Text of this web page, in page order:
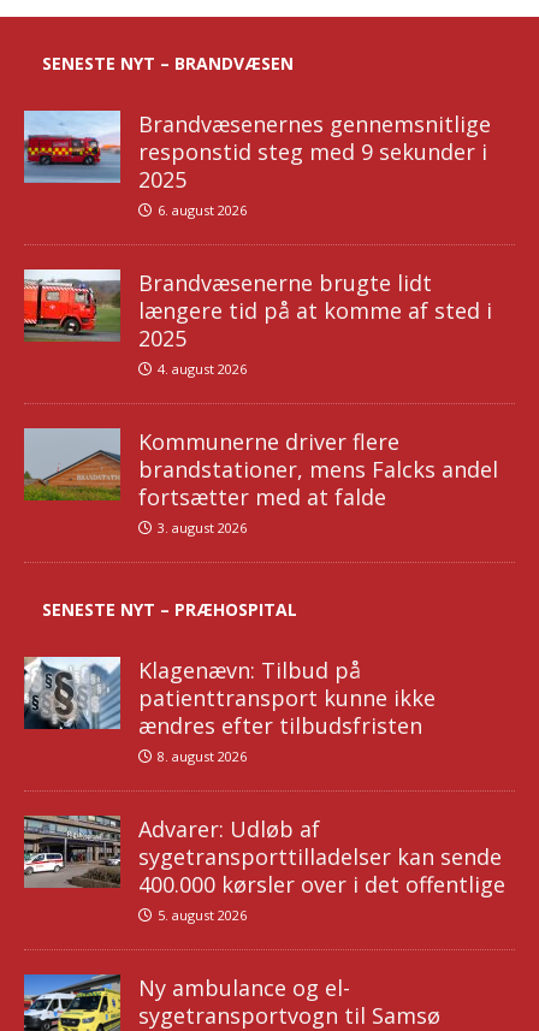
SENESTE NYT – BRANDVÆSEN
Brandvæsenernes gennemsnitlige
responstid steg med 9 sekunder i
2025
6. august 2026
Brandvæsenerne brugte lidt
længere tid på at komme af sted i
2025
4. august 2026
Kommunerne driver flere
brandstationer, mens Falcks andel
fortsætter med at falde
3. august 2026
SENESTE NYT – PRÆHOSPITAL
Klagenævn: Tilbud på
patienttransport kunne ikke
ændres efter tilbudsfristen
8. august 2026
Advarer: Udløb af
sygetransporttilladelser kan sende
400.000 kørsler over i det offentlige
5. august 2026
Ny ambulance og el-
sygetransportvogn til Samsø